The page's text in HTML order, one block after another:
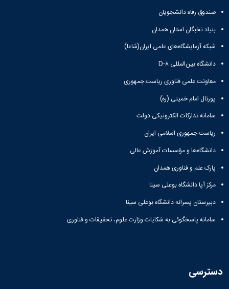
صندوق رفاه دانشجویان
بنیاد نخبگان استان همدان
شبکه آزمایشگاه‌های علمی ایران(شاعا)
دانشگاه بین‌المللی D-۸
معاونت علمی فناوری ریاست جمهوری
پورتال امام خمینی (ره)
سامانه تدارکات الکترونیکی دولت
ریاست جمهوری اسلامی ایران
دانشگاه‌ها و مؤسسات آموزش عالی
پارک علم و فناوری همدان
مرکز آپا دانشگاه بوعلی سینا
دبیرستان پسرانه دانشگاه بوعلی سینا
سامانه پاسخگوئی به شکایات وزارت علوم، تحقیقات و فناوری
دسترسی